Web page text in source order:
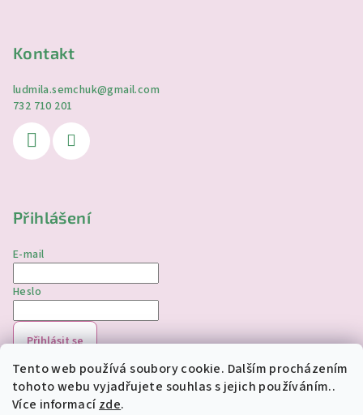
Tento web používá soubory cookie. Dalším procházením
tohoto webu vyjadřujete souhlas s jejich používáním..
Více informacízde.
Kontakt
ludmila.semchuk@gmail.com
732 710 201
Přihlášení
E-mail
Heslo
Přihlásit se
Nová registraceZapomenuté heslo